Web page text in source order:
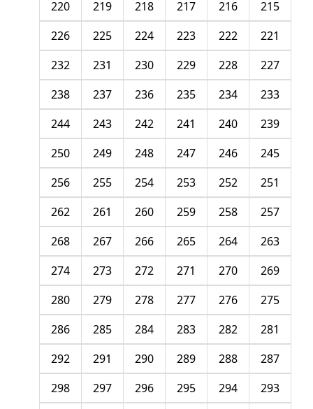
215
216
217
218
219
220
221
222
223
224
225
226
227
228
229
230
231
232
233
234
235
236
237
238
239
240
241
242
243
244
245
246
247
248
249
250
251
252
253
254
255
256
257
258
259
260
261
262
263
264
265
266
267
268
269
270
271
272
273
274
275
276
277
278
279
280
281
282
283
284
285
286
287
288
289
290
291
292
293
294
295
296
297
298